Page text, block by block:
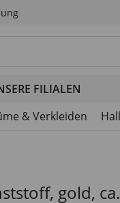
FILIALEN
& Verkleiden
gold,